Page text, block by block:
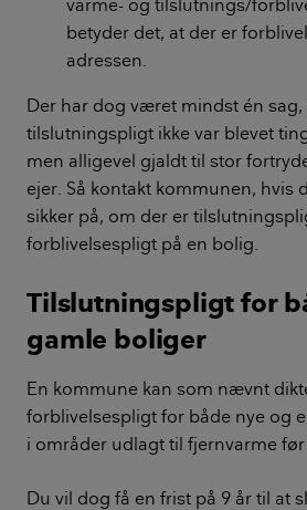
varme- og tilslutnings/
betyder det, at der er
adressen.
Der har dog været mindst én sag,
tilslutningspligt ikke var blevet
men alligevel gjaldt til stor
ejer. Så kontakt kommunen, hvis
sikker på, om der er
forblivelsespligt på en bolig.
Tilslutningspligt for
gamle boliger
En kommune kan som nævnt
forblivelsespligt for både nye og
i områder udlagt til fjernvarme før
Du vil dog få en frist på 9 år til at